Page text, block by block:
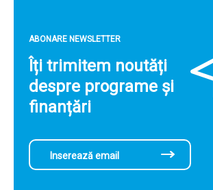
ABONARE NEWSLETTER
Îți trimitem noutăți
despre programe și
finanțări